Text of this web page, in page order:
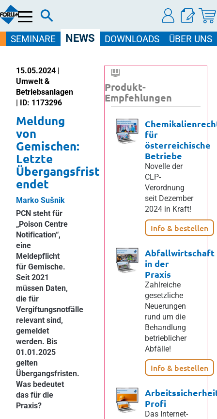
Menü
SEMINARE NEWS DOWNLOADS ÜBER UNS
15.05.2024 |
Umwelt &
Betriebsanlagen
| ID: 1173296
Meldung
von
Gemischen:
Letzte
Übergangsfrist
endet
Marko Sušnik
PCN steht für
„Poison Centre
Notification“,
eine
Meldepflicht
für Gemische.
Seit 2021
müssen Daten,
die für
Vergiftungsnotfälle
relevant sind,
gemeldet
werden. Bis
01.01.2025
gelten
Übergangsfristen.
Was bedeutet
das für die
Praxis?
Produkt-
Empfehlungen
für
österreichische
Betriebe
Novelle der
CLP-
Verordnung
seit Dezember
2024 in Kraft!
Info & bestellen
Abfallwirtschaft
in der
Praxis
Zahlreiche
gesetzliche
Neuerungen
rund um die
Behandlung
betrieblicher
Abfälle!
Info & bestellen
Profi
Das Internet-